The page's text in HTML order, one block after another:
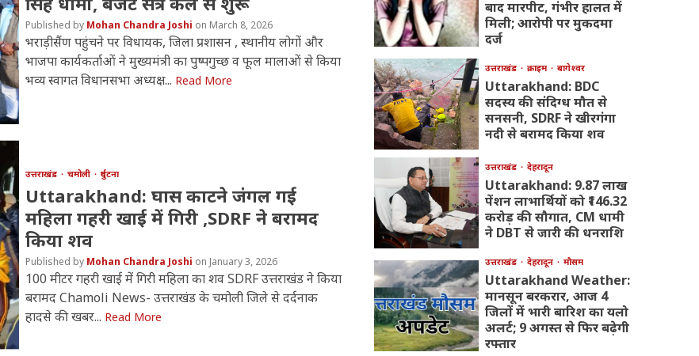
Mohan Chandra Joshi March 8, 2026
भराड़ीसैंण पहुंचने पर विधायक, जिला प्रशासन , स्थानीय लोगों और
भाजपा कार्यकर्ताओं ने मुख्यमंत्री का पुष्पगुच्छ व फूल मालाओं से किया
भव्य स्वागत विधानसभा अध्यक्ष... Read More
उत्तराखंड चमोली दुर्घटना
Uttarakhand: घास काटने जंगल गई
महिला गहरी खाई में गिरी ,SDRF ने बरामद
किया शव
Mohan Chandra Joshi January 3, 2026
100 मीटर गहरी खाई में गिरी महिला का शव SDRF उत्तराखंड ने किया
बरामद Chamoli News- उत्तराखंड के चमोली जिले से दर्दनाक
हादसे की खबर... Read More
बाद मारपीट, गंभीर हालत में
मिली; आरोपी पर मुकदमा
दर्ज
उत्तराखंड क्राइम बागेश्वर
Uttarakhand: BDC
सदस्य की संदिग्ध मौत से
सनसनी, SDRF ने खीरगंगा
नदी से बरामद किया शव
उत्तराखंड देहरादून
Uttarakhand: 9.87 लाख
पेंशन लाभार्थियों को ₹146.32
करोड़ की सौगात, CM धामी
ने DBT से जारी की धनराशि
उत्तराखंड देहरादून मौसम
Uttarakhand Weather:
मानसून बरकरार, आज 4
जिलों में भारी बारिश का यलो
अलर्ट; 9 अगस्त से फिर बढ़ेगी
रफ्तार